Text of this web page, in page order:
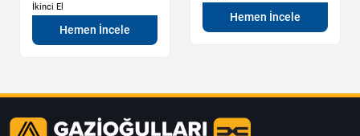
İkinci El
Hemen İncele
Hemen İncele